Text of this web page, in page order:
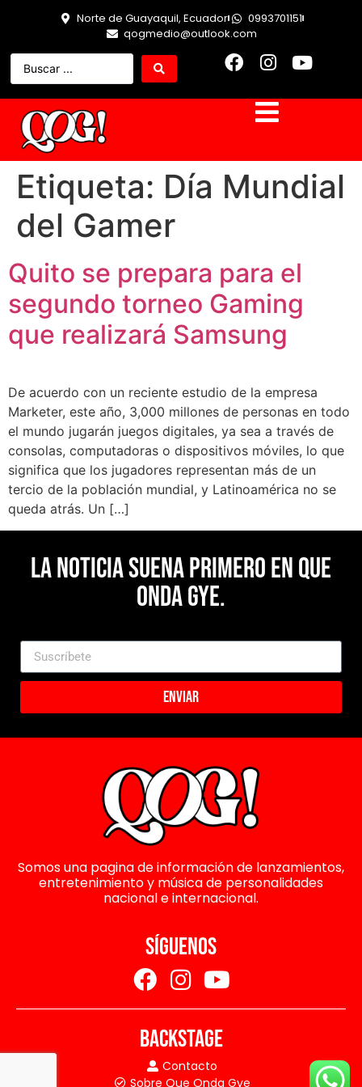
Norte de Guayaquil, Ecuador
0993701151
qogmedio@outlook.com
Etiqueta: Día Mundial
del Gamer
Quito se prepara para el
segundo torneo Gaming
que realizará Samsung
De acuerdo con un reciente estudio de la empresa
Marketer, este año, 3,000 millones de personas en todo
el mundo jugarán juegos digitales, ya sea a través de
consolas, computadoras o dispositivos móviles, lo que
significa que los jugadores representan más de un
tercio de la población mundial, y Latinoamérica no se
queda atrás. Un […]
La noticia suena primero en Que
Onda Gye.
Enviar
Somos una pagina de información de lanzamientos,
entretenimiento y música de personalidades
nacional e internacional.
SÍGUENOS
BACKSTAGE
Contacto
Sobre Que Onda Gye